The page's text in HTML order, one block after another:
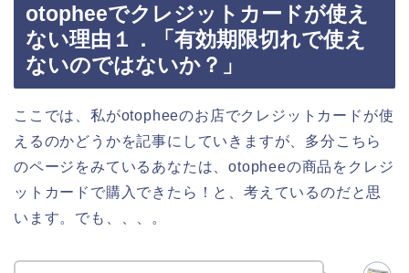
otopheeでクレジットカードが使え
ない理由１．「有効期限切れで使え
ないのではないか？」
ここでは、私がotopheeのお店でクレジットカードが使
えるのかどうかを記事にしていきますが、多分こちら
のページをみているあなたは、otopheeの商品をクレジ
ットカードで購入できたら！と、考えているのだと思
います。でも、、、。